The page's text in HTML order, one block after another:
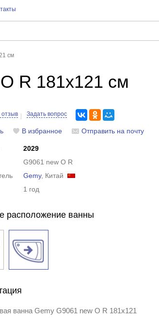
см
R 181x121 см
отзыв Задать вопрос
В избранное Отправить на почту
2029
G9061 new O R
Gemy, Китай
1 год
расположение ванны
ванна Gemy G9061 new O R 181x121